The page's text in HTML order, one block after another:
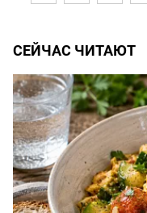
СЕЙЧАС ЧИТАЮТ